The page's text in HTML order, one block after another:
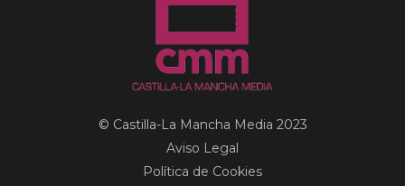
© Castilla-La Mancha Media 2023
Aviso Legal
Política de Cookies